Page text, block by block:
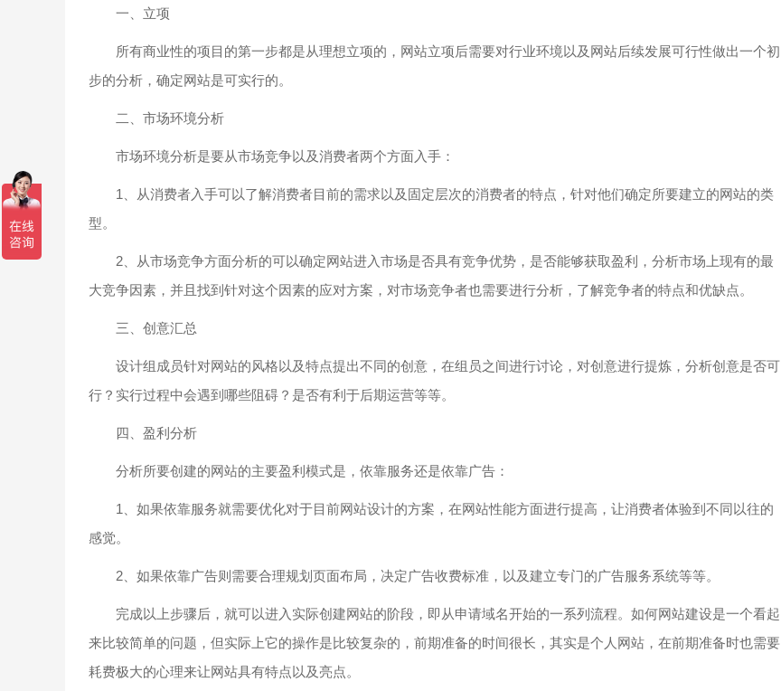
一、立项
所有商业性的项目的第一步都是从理想立项的，网站立项后需要对行业环境以及网站后续发展可行性做出一个初
步的分析，确定网站是可实行的。
二、市场环境分析
市场环境分析是要从市场竞争以及消费者两个方面入手：
1、从消费者入手可以了解消费者目前的需求以及固定层次的消费者的特点，针对他们确定所要建立的网站的类
型。
2、从市场竞争方面分析的可以确定网站进入市场是否具有竞争优势，是否能够获取盈利，分析市场上现有的最
大竞争因素，并且找到针对这个因素的应对方案，对市场竞争者也需要进行分析，了解竞争者的特点和优缺点。
三、创意汇总
设计组成员针对网站的风格以及特点提出不同的创意，在组员之间进行讨论，对创意进行提炼，分析创意是否可
行？实行过程中会遇到哪些阻碍？是否有利于后期运营等等。
四、盈利分析
分析所要创建的网站的主要盈利模式是，依靠服务还是依靠广告：
1、如果依靠服务就需要优化对于目前网站设计的方案，在网站性能方面进行提高，让消费者体验到不同以往的
感觉。
2、如果依靠广告则需要合理规划页面布局，决定广告收费标准，以及建立专门的广告服务系统等等。
完成以上步骤后，就可以进入实际创建网站的阶段，即从申请域名开始的一系列流程。如何网站建设是一个看起
来比较简单的问题，但实际上它的操作是比较复杂的，前期准备的时间很长，其实是个人网站，在前期准备时也需要
耗费极大的心理来让网站具有特点以及亮点。